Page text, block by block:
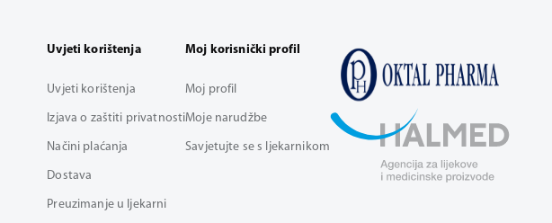
Uvjeti korištenja
Uvjeti korištenja
Izjava o zaštiti privatnosti
Načini plaćanja
Dostava
Preuzimanje u ljekarni
Moj korisnički profil
Moj profil
Moje narudžbe
Savjetujte se s ljekarnikom